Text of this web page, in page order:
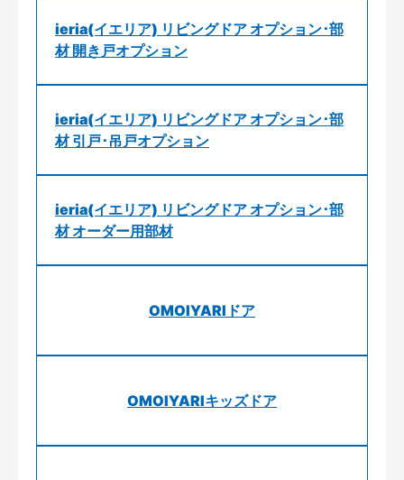
ieria(イエリア) リビングドア オプション･部
材 開き戸オプション
ieria(イエリア) リビングドア オプション･部
材 引戸･吊戸オプション
ieria(イエリア) リビングドア オプション･部
材 オーダー用部材
OMOIYARIドア
OMOIYARIキッズドア